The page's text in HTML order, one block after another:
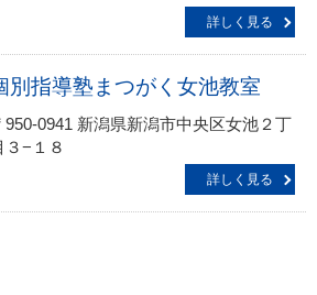
詳しく見る
別指導塾まつがく女池教室
950-0941 新潟県新潟市中央区女池２丁
３−１８
詳しく見る